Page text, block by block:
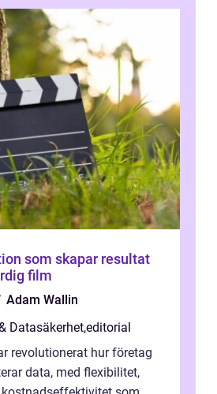
som skapar resultat
film
Adam Wallin
Datasäkerhet,editorial
revolutionerat hur företag
data, med flexibilitet,